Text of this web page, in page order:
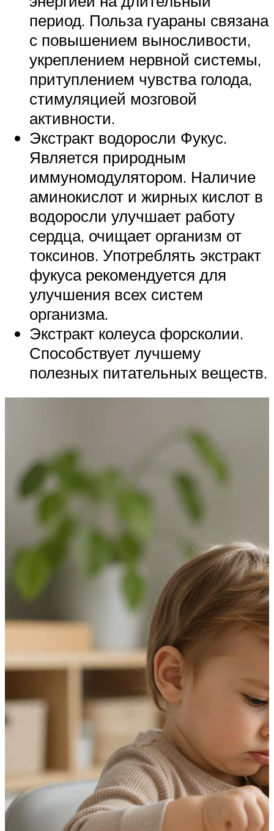
период. Польза гуараны связана
с повышением выносливости,
укреплением нервной системы,
притуплением чувства голода,
стимуляцией мозговой
активности.
Экстракт водоросли Фукус.
Является природным
иммуномодулятором. Наличие
аминокислот и жирных кислот в
водоросли улучшает работу
сердца, очищает организм от
токсинов. Употреблять экстракт
фукуса рекомендуется для
улучшения всех систем
организма.
Экстракт колеуса форсколии.
Способствует лучшему
полезных питательных веществ.